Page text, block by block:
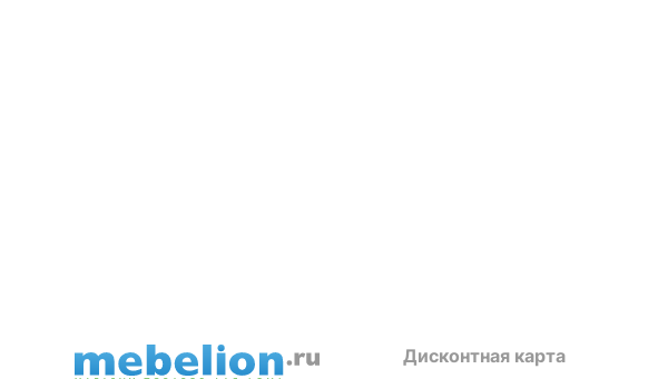
Дисконтная карта